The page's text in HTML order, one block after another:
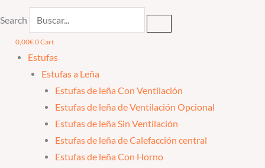
Search
0,00€0Cart
Estufas
Estufas a Leña
Estufas de leña Con Ventilación
Estufas de leña de Ventilación Opcional
Estufas de leña Sin Ventilación
Estufas de leña de Calefacción central
Estufas de leña Con Horno